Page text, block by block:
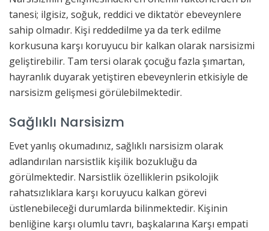
tanesi; ilgisiz, soğuk, reddici ve diktatör ebeveynlere
sahip olmadır. Kişi reddedilme ya da terk edilme
korkusuna karşı koruyucu bir kalkan olarak narsisizmi
geliştirebilir. Tam tersi olarak çocuğu fazla şımartan,
hayranlık duyarak yetiştiren ebeveynlerin etkisiyle de
narsisizm gelişmesi görülebilmektedir.
Sağlıklı Narsisizm
Evet yanlış okumadınız, sağlıklı narsisizm olarak
adlandırılan narsistlik kişilik bozukluğu da
görülmektedir. Narsistlik özelliklerin psikolojik
rahatsızlıklara karşı koruyucu kalkan görevi
üstlenebileceği durumlarda bilinmektedir. Kişinin
benliğine karşı olumlu tavrı, başkalarına Karşı empati